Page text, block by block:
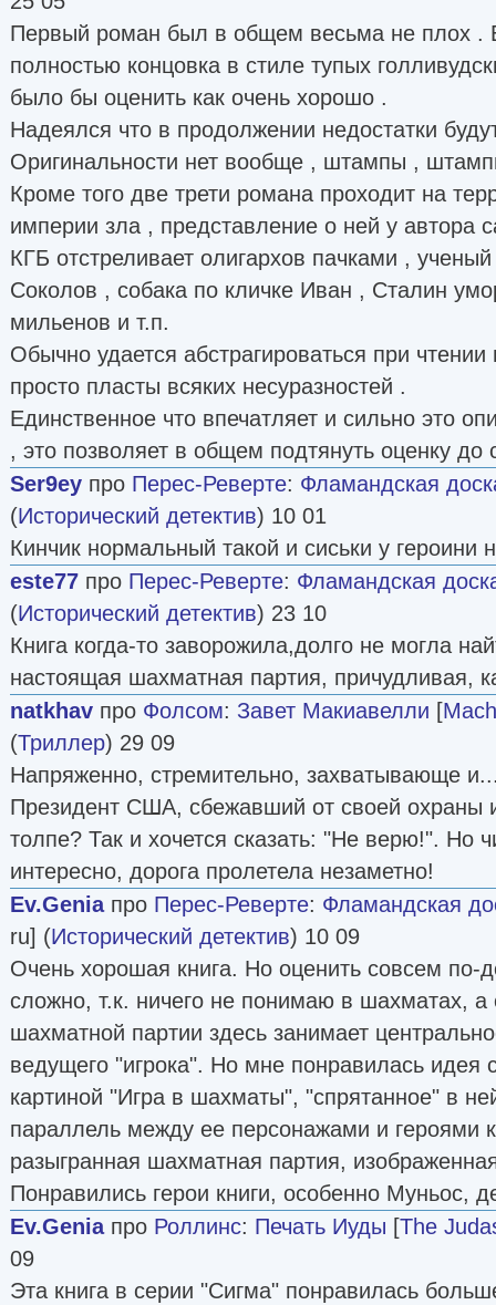
Первый роман был в общем весьма не плох .
полностью концовка в стиле тупых
было бы оценить как очень хорошо .
Надеялся что в продолжении недостатки
Оригинальности нет вообще , штампы ,
Кроме того две трети романа проходит на
империи зла , представление о ней у автора
КГБ отстреливает олигархов пачками ,
Соколов , собака по кличке Иван , Сталин
мильенов и т.п.
Обычно удается абстрагироваться при
просто пласты всяких несуразностей .
Единственное что впечатляет и сильно это
, это позволяет в общем подтянуть оценку до
Ser9ey про Перес-Реверте: Фламандская
(Исторический детектив) 10 01
Кинчик нормальный такой и сиськи у героини
este77 про Перес-Реверте: Фламандская
(Исторический детектив) 23 10
Книга когда-то заворожила,долго не могла
настоящая шахматная партия, причудливая,
natkhav про Фолсом: Завет Макиавелли [
(Триллер) 29 09
Напряженно, стремительно, захватывающе
Президент США, сбежавший от своей охраны
толпе? Так и хочется сказать: "Не верю!". Но
интересно, дорога пролетела незаметно!
Ev.Geniaпро Перес-Реверте: Фламандская
ru] (Исторический детектив) 10 09
Очень хорошая книга. Но оценить совсем по-
сложно, т.к. ничего не понимаю в шахматах,
шахматной партии здесь занимает
ведущего "игрока". Но мне понравилась
картиной "Игра в шахматы", "спрятанное" в
параллель между ее персонажами и героями
разыгранная шахматная партия,
Понравились герои книги, особенно Муньос,
Ev.Geniaпро Роллинс: Печать Иуды [The
09
Эта книга в серии "Сигма" понравилась